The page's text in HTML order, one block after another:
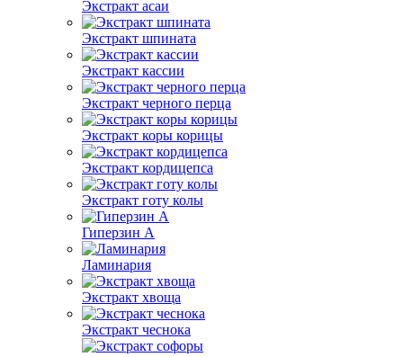
Экстракт асаи
Экстракт шпината
Экстракт кассии
Экстракт черного перца
Экстракт коры корицы
Экстракт кордицепса
Экстракт готу колы
Гиперзин А
Ламинария
Экстракт хвоща
Экстракт чеснока